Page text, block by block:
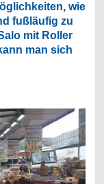
wie
fußläufig zu
mit Roller
man sich